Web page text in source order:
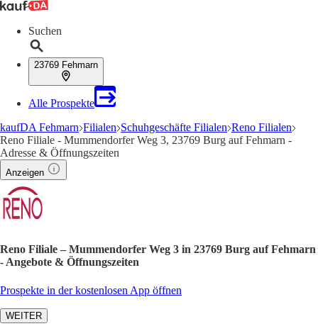
Suchen
23769 Fehmarn
Alle Prospekte
kaufDA Fehmarn Filialen Schuhgeschäfte Filialen Reno Filialen
Reno Filiale - Mummendorfer Weg 3, 23769 Burg auf Fehmarn -
Adresse & Öffnungszeiten
Anzeigen
Reno Filiale – Mummendorfer Weg 3 in 23769 Burg auf Fehmarn
- Angebote & Öffnungszeiten
Prospekte in der kostenlosen App öffnen
WEITER